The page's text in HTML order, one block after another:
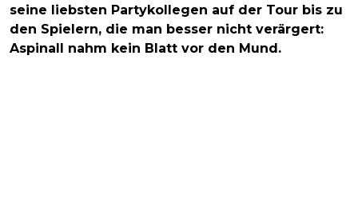
seine liebsten Partykollegen auf der Tour bis zu
den Spielern, die man besser nicht verärgert:
Aspinall nahm kein Blatt vor den Mund.